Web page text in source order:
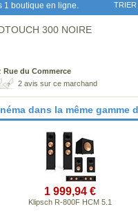
1 boutique en ligne. TRIER
300 NOIRE
Rue du Commerce
2 avis sur ce marchand
dans la même gamme
1 999,94 €
Klipsch R-800F HCM 5.1